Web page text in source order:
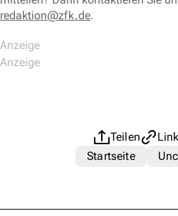
redaktion@zfk.de.
Teilen
Startseite